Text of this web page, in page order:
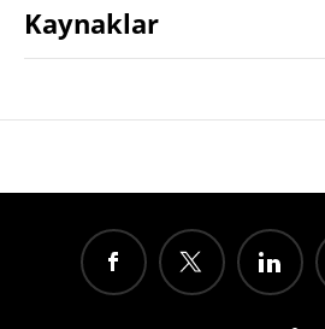
Kaynaklar